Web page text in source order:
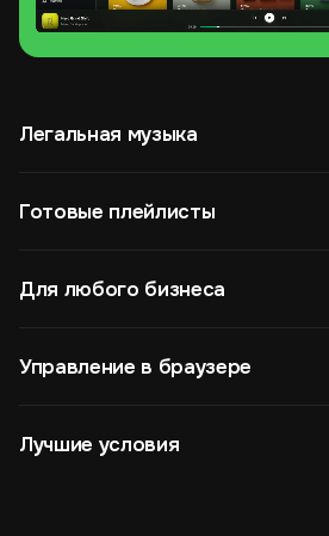
Легальная музыка
Готовые плейлисты
Для любого бизнеса
Управление в браузере
Лучшие условия